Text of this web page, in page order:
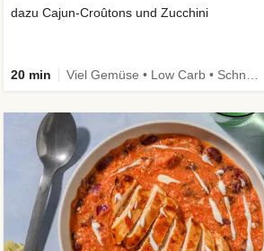
dazu Cajun-Croûtons und Zucchini
20 min